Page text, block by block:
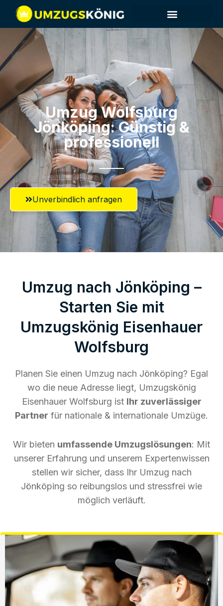
Umzug Wolfsburg​
Jönköping: Günstig &
professionell​
Unverbindlich anfragen
Umzug nach Jönköping –
Starten Sie mit
Umzugskönig Eisenhauer
Wolfsburg
Planen Sie einen Umzug nach Jönköping? Egal
wo die neue Adresse liegt, Umzugskönig
Eisenhauer Wolfsburg ist Ihr zuverlässiger
Partner für nationale & internationale Umzüge.
Wir bieten umfassende Umzugslösungen: Mit
unserer Erfahrung und unserem Expertenwissen
stellen wir sicher, dass Ihr Umzug nach
Jönköping so reibungslos und stressfrei wie
möglich verläuft.